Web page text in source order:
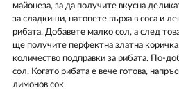
майонеза, за да получите вкусна
за сладкиши, натопете върха в соса и
рибата. Добавете малко сол, а след
ще получите перфектна златна
количество подправки за рибата. По-
сол. Когато рибата е вече готова,
лимонов сок.